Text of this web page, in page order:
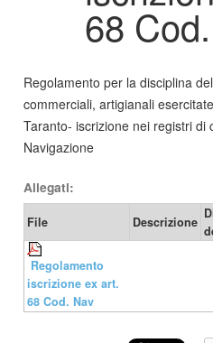
68
Regolamento per la disciplina
commerciali, artigianali
Taranto- iscrizione nei registri di
Navigazione
Allegati:
File Descrizione
Regolamento
iscrizione ex art.
68 Cod. Nav